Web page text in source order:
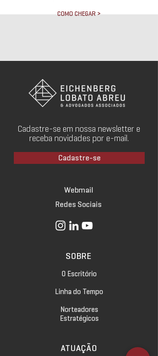
COMO CHEGAR >
Cadastre-se em nossa newsletter e
receba novidades por e-mail.
Cadastre-se
Webmail
Redes Sociais
SOBRE
O Escritório
Linha do Tempo
Norteadores
Estratégicos
ATUAÇÃO